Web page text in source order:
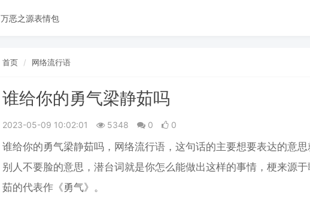
万恶之源表情包
首页 网络流行语
谁给你的勇气梁静茹吗
2023-05-09 10:02:01 5348 0 0
谁给你的勇气梁静茹吗，网络流行语，这句话的主要想要表达的意
别人不要脸的意思，潜台词就是你怎么能做出这样的事情，梗来源
茹的代表作《勇气》。